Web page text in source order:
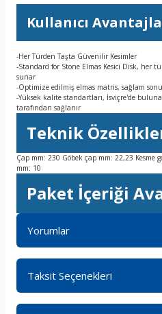
Kullanıcı
-Her Türden Taşta Güvenilir Kesimler
-Standard for Stone Elmas Kesici Disk, her
sunar
-Optimize edilmiş elmas matris, sağlam
-Yüksek kalite standartları, İsviçre'de
tarafından sağlanır
Teknik
Çap mm: 230 Göbek çap mm: 22,23 Kesme
mm: 10
Paket İçeriği
Yorumlar
Taksit Seçenekleri